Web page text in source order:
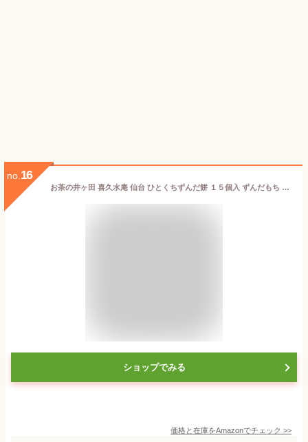
no. 16
お茶の井ヶ田 喜久水庵 仙台 ひとくちずんだ餅 １５個入 ずんだもち 仙台のお土産
ショップでみる
価格と在庫をAmazonでチェック >>